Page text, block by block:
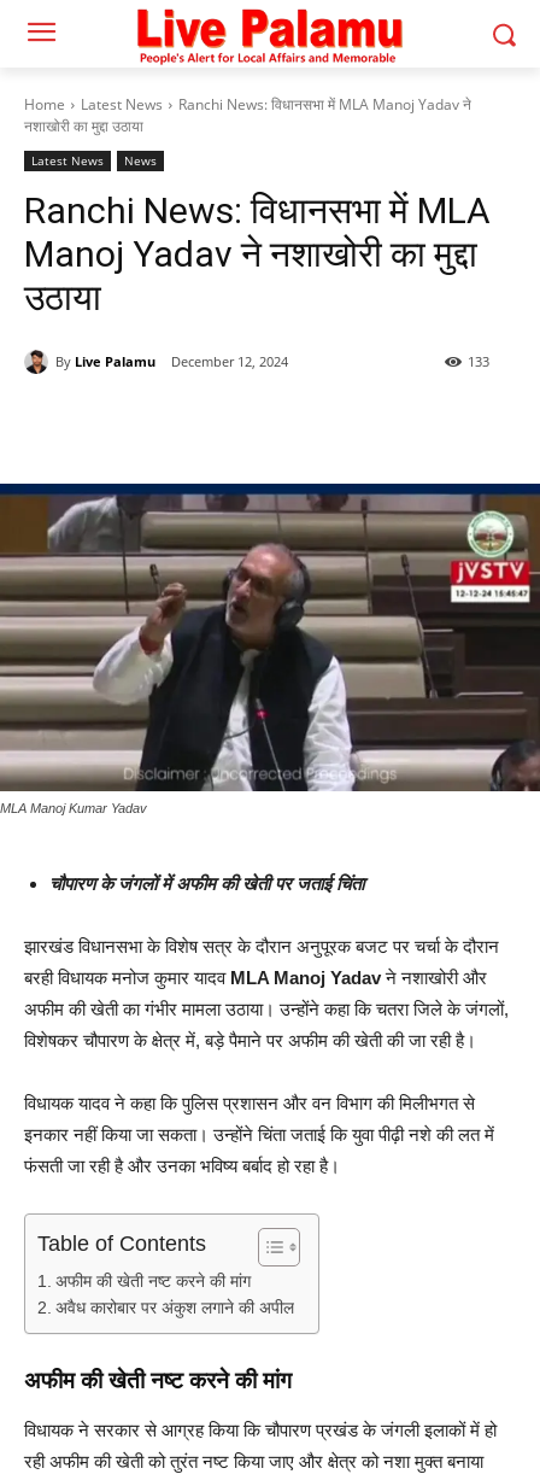
Home Latest News
Ranchi News: विधानसभा में MLA Manoj Yadav ने
नशाखोरी का मुद्दा उठाया
Latest News News
Ranchi News: विधानसभा में MLA
Manoj Yadav ने नशाखोरी का मुद्दा
उठाया
By Live Palamu December 12, 2024 133
MLA Manoj Kumar Yadav
चौपारण के जंगलों में अफीम की खेती पर जताई चिंता
झारखंड विधानसभा के विशेष सत्र के दौरान अनुपूरक बजट पर चर्चा के दौरान
बरही विधायक मनोज कुमार यादवMLA Manoj Yadavने नशाखोरी और
अफीम की खेती का गंभीर मामला उठाया। उन्होंने कहा कि चतरा जिले के जंगलों,
विशेषकर चौपारण के क्षेत्र में, बड़े पैमाने पर अफीम की खेती की जा रही है।
विधायक यादव ने कहा कि पुलिस प्रशासन और वन विभाग की मिलीभगत से
इनकार नहीं किया जा सकता। उन्होंने चिंता जताई कि युवा पीढ़ी नशे की लत में
फंसती जा रही है और उनका भविष्य बर्बाद हो रहा है।
Table of Contents
अफीम की खेती नष्ट करने की मांग
अवैध कारोबार पर अंकुश लगाने की अपील
अफीम की खेती नष्ट करने की मांग
विधायक ने सरकार से आग्रह किया कि चौपारण प्रखंड के जंगली इलाकों में हो
रही अफीम की खेती को तुरंत नष्ट किया जाए और क्षेत्र को नशा मुक्त बनाया